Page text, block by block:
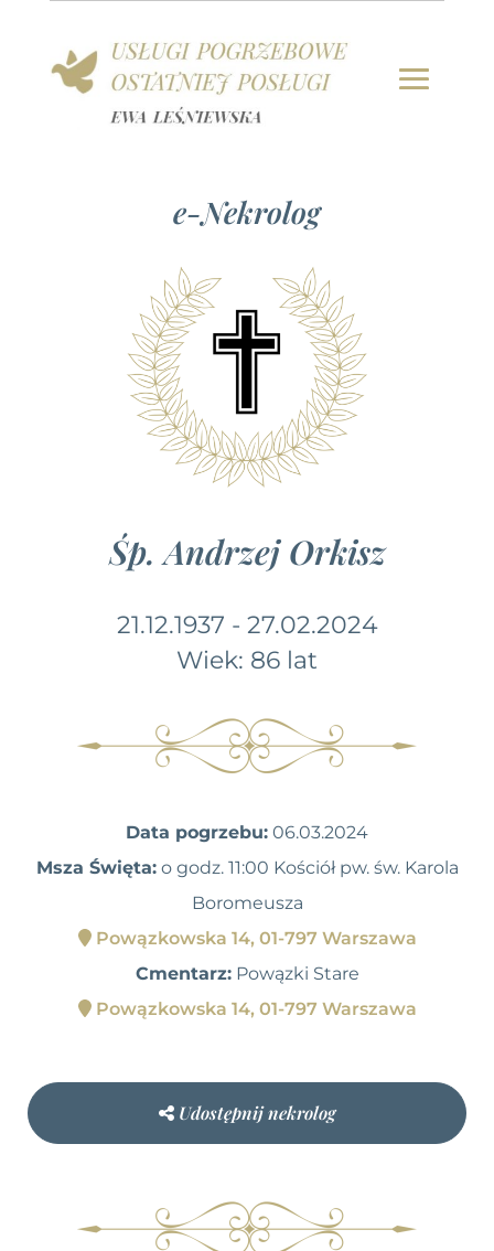
e-Nekrolog
Śp. Andrzej Orkisz
21.12.1937 - 27.02.2024
Wiek: 86 lat
Data pogrzebu: 06.03.2024
Msza Święta:o godz. 11:00 Kościół pw. św. Karola
Boromeusza
Powązkowska 14, 01-797 Warszawa
Cmentarz:Powązki Stare
Powązkowska 14, 01-797 Warszawa
Udostępnij nekrolog